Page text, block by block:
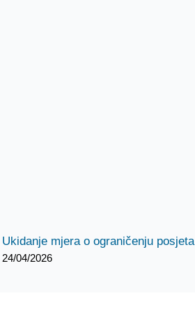
Ukidanje mjera o ograničenju posjeta
24/04/2026